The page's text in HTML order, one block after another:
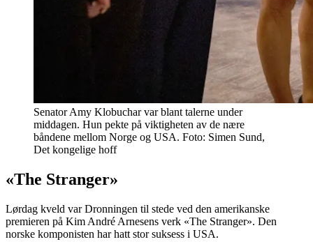
Senator Amy Klobuchar var blant talerne under
middagen. Hun pekte på viktigheten av de nære
båndene mellom Norge og USA. Foto: Simen Sund,
Det kongelige hoff
«The Stranger»
Lørdag kveld var Dronningen til stede ved den amerikanske
premieren på Kim André Arnesens verk «The Stranger». Den
norske komponisten har hatt stor suksess i USA.